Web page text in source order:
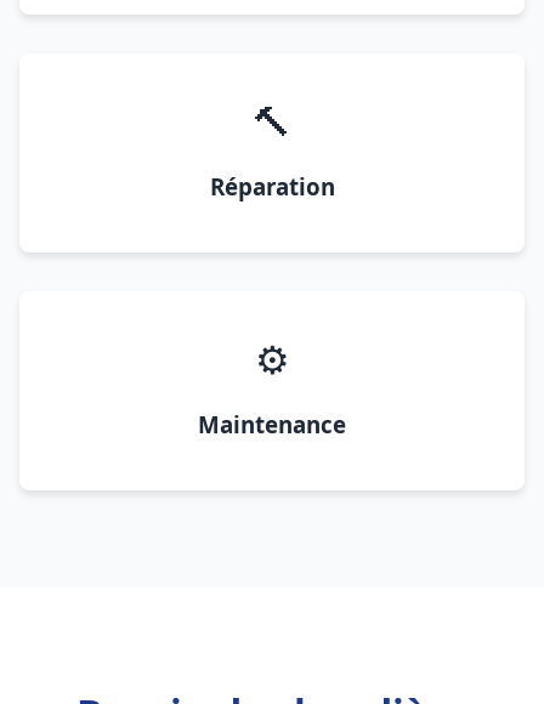
🔨
Réparation
⚙️
Maintenance